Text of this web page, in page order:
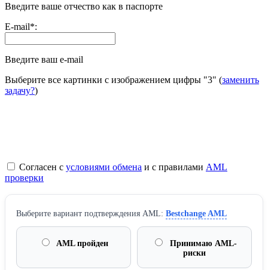
Введите ваше отчество как в паспорте
E-mail*:
Введите ваш e-mail
Выберите все картинки с изображением цифры "3" (заменить
задачу?)
Согласен с условиями обмена и с правилами AML
проверки
Выберите вариант подтверждения AML: Bestchange AML
AML пройден
Принимаю AML-
риски